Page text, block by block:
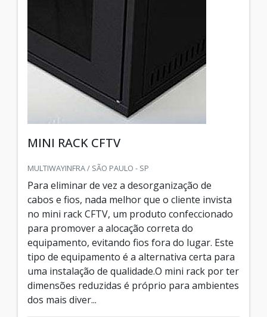
MINI RACK CFTV
MULTIWAYINFRA / SÃO PAULO - SP
Para eliminar de vez a desorganização de
cabos e fios, nada melhor que o cliente invista
no mini rack CFTV, um produto confeccionado
para promover a alocação correta do
equipamento, evitando fios fora do lugar. Este
tipo de equipamento é a alternativa certa para
uma instalação de qualidade.O mini rack por ter
dimensões reduzidas é próprio para ambientes
dos mais diver...